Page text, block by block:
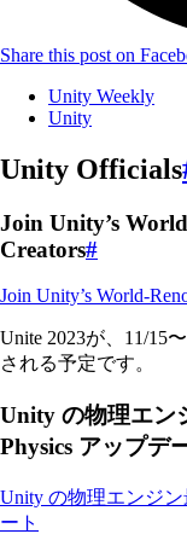
Share this post on
Unity Weekly
Unity
Unity Officials
Join Unity’s
Creators#
Join Unity’s World-
Unite 2023が、11/15
される予定です。
Unity の物理エン
Physics アップデ
Unity の物理エンジン
ート